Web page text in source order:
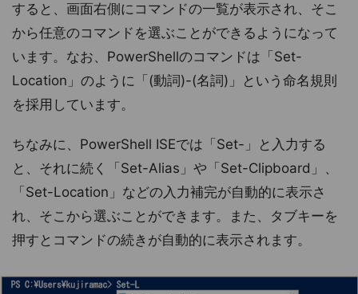
すると、画面右側にコマンドの一覧が表示され、そこ
から任意のコマンドを選ぶことができるようになって
います。なお、PowerShellのコマンドは「Set-
Location」のように「(動詞)-(名詞)」という命名規則
を採用しています。
ちなみに、PowerShell ISEでは「Set-」と入力する
と、それに続く「Set-Alias」や「Set-Clipboard」、
「Set-Location」などの入力補完が自動的に表示さ
れ、そこから選ぶことができます。また、タブキーを
押すとコマンドの続きが自動的に表示されます。